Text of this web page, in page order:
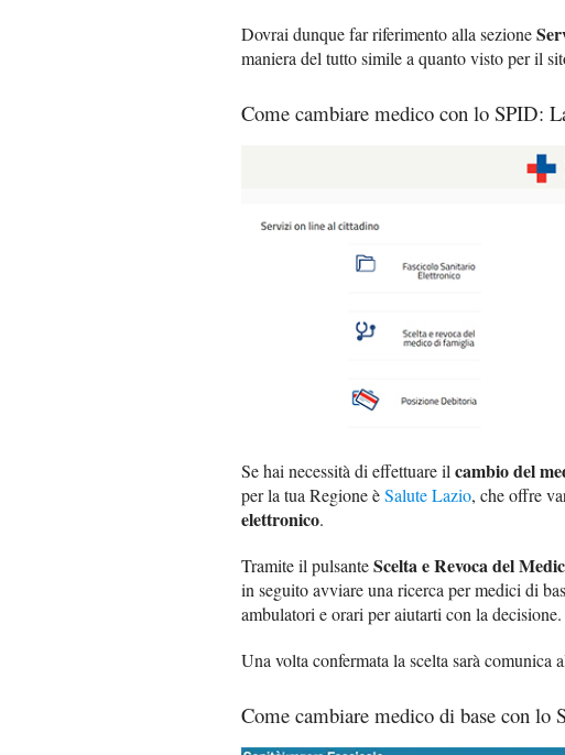
Dovrai dunque far riferimento alla sezione
maniera del tutto simile a quanto visto per il
Come cambiare medico con lo SPID:
Se hai necessità di effettuare il cambio del
per la tua Regione èSalute Lazio, che offre
elettronico.
Tramite il pulsanteScelta e Revoca del
in seguito avviare una ricerca per medici di
ambulatori e orari per aiutarti con la decisione.
Una volta confermata la scelta sarà comunica
Come cambiare medico di base con lo